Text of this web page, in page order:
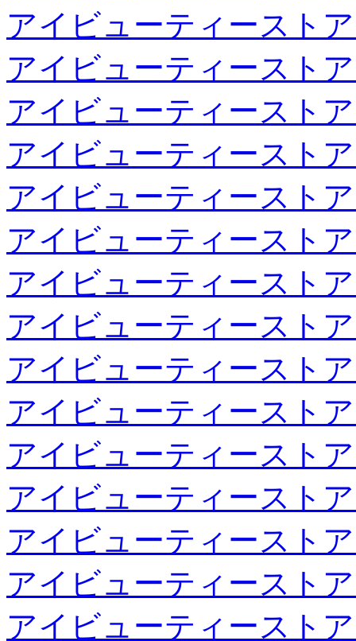
アイビューティースト
アイビューティースト
アイビューティースト
アイビューティースト
アイビューティースト
アイビューティースト
アイビューティースト
アイビューティースト
アイビューティースト
アイビューティースト
アイビューティースト
アイビューティースト
アイビューティースト
アイビューティースト
アイビューティースト